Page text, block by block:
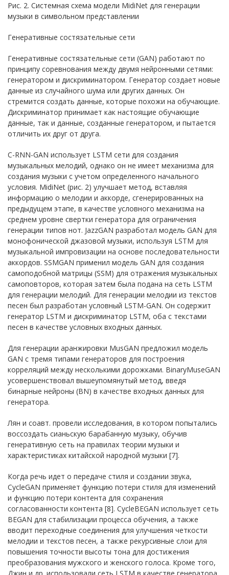
Рис. 2. Системная схема модели MidiNet для генерации
музыки в символьном представлении
Генеративные состязательные сети
Генеративные состязательные сети (GAN) работают по
принципу соревнования между двумя нейронными сетями:
генератором и дискриминатором. Генератор создает новые
данные из случайного шума или других данных. Он
стремится создать данные, которые похожи на обучающие.
Дискриминатор принимает как настоящие обучающие
данные, так и данные, созданные генератором, и пытается
отличить их друг от друга.
C-RNN-GAN использует LSTM сети для создания
музыкальных мелодий, однако он не имеет механизма для
создания музыки с учетом определенного начального
условия. MidiNet (рис. 2) улучшает метод, вставляя
информацию о мелодии и аккорде, сгенерированных на
предыдущем этапе, в качестве условного механизма на
среднем уровне свертки генератора для ограничения
генерации типов нот. JazzGAN разработал модель GAN для
монофонической джазовой музыки, используя LSTM для
музыкальной импровизации на основе последовательности
аккордов. SSMGAN применил модель GAN для создания
самоподобной матрицы (SSM) для отражения музыкальных
самоповторов, которая затем была подана на сеть LSTM
для генерации мелодий. Для генерации мелодии из текстов
песен был разработан условный LSTM-GAN. Он содержит
генератор LSTM и дискриминатор LSTM, оба с текстами
песен в качестве условных входных данных.
Для генерации аранжировки MusGAN предложил модель
GAN с тремя типами генераторов для построения
корреляций между несколькими дорожками. BinaryMuseGAN
усовершенствовал вышеупомянутый метод, введя
бинарные нейроны (BN) в качестве входных данных для
генератора.
Лян и соавт. провели исследования, в котором попытались
воссоздать сианьскую барабанную музыку, обучив
генеративную сеть на правилах теории музыки и
характеристиках китайской народной музыки [7].
Когда речь идет о передаче стиля и создании звука,
CycleGAN применяет функцию потери стиля для изменений
и функцию потери контента для сохранения
согласованности контента [8]. CycleBEGAN использует сеть
BEGAN для стабилизации процесса обучения, а также
вводит переходные соединения для улучшения четкости
мелодии и текстов песен, а также рекурсивные слои для
повышения точности высоты тона для достижения
преобразования мужского и женского голоса. Кроме того,